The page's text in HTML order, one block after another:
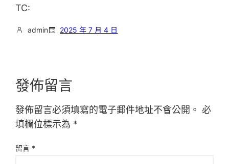
TC:
admin 2025 年 7 月 4 日
發佈留言
發佈留言必須填寫的電子郵件地址不會公開。 必
填欄位標示為 *
留言 *